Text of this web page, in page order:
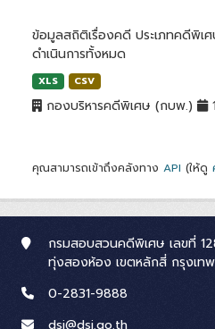
ข้อมูลสถิติเรื่องคดี ประเภทคดีพิ
ดำเนินการทั้งหมด
XLS CSV
กองบริหารคดีพิเศษ (กบพ.)
คุณสามารถเข้าถึงคลังทาง API (ให้ดู
กรมสอบสวนคดีพิเศษ เลขที่
ทุ่งสองห้อง เขตหลักสี่ กรุงเท
0-2831-9888
dsi@dsi.go.th